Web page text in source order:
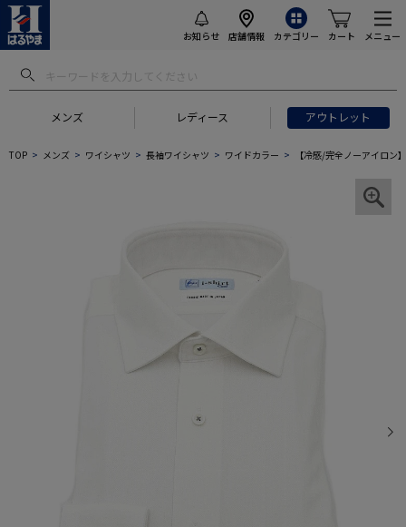
お知らせ 店舗情報 カテゴリー カート メニュー
メンズ レディース アウトレット
TOP メンズ ワイシャツ 長袖ワイシャツ ワイドカラー 【冷感/完全ノーアイロ